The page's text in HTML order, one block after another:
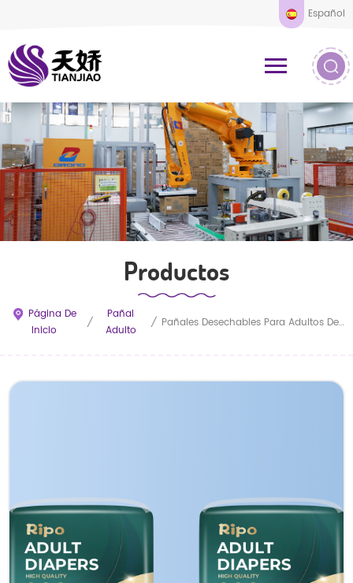
Español
Productos
Página De
Inicio
/
Pañal
Adulto
/ Pañales Desechables Para Adultos De Marca Blanca Al Por Mayor, Ropa Interior Absorbente.